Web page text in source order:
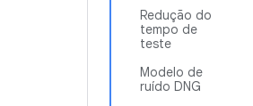
Redução do
tempo de
teste
Modelo de
ruído DNG